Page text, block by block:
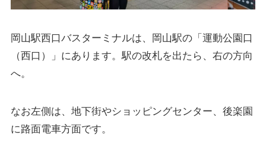
岡山駅西口バスターミナルは、岡山駅の「運動公園口
（西口）」にあります。駅の改札を出たら、右の方向
へ。
なお左側は、地下街やショッピングセンター、後楽園
に路面電車方面です。